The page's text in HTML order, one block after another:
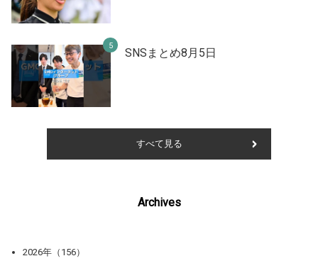
SNSまとめ8月5日
すべて見る
Archives
2026年（156）